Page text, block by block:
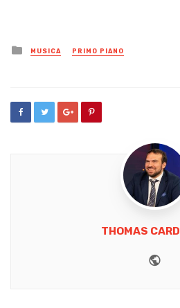
Posted
in
MUSICA PRIMO PIANO
THOMAS